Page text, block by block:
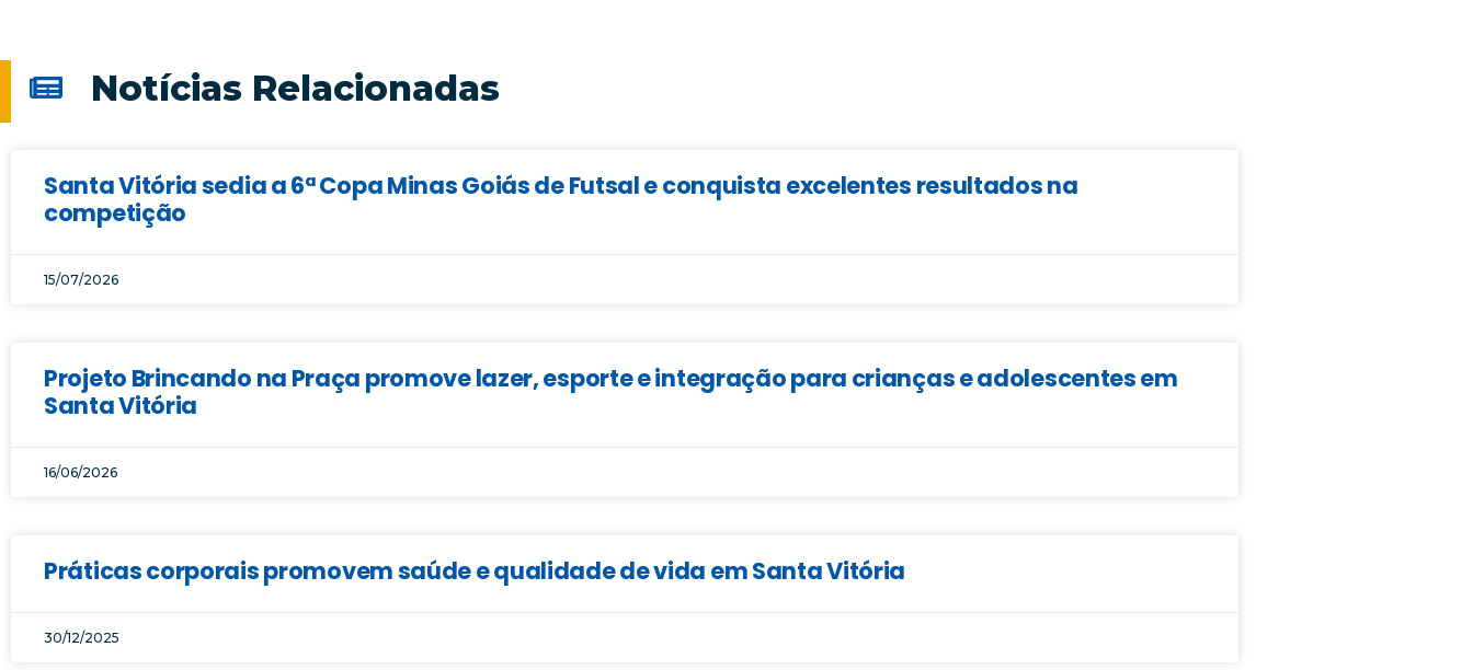
Notícias Relacionadas
Santa Vitória sedia a 6ª Copa Minas Goiás de Futsal e conquista excelentes resultados na
competição
15/07/2026
Projeto Brincando na Praça promove lazer, esporte e integração para crianças e adolescentes em
Santa Vitória
16/06/2026
Práticas corporais promovem saúde e qualidade de vida em Santa Vitória
30/12/2025